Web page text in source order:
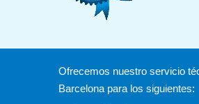
Ofrecemos nuestro servicio
Barcelona para los siguientes: